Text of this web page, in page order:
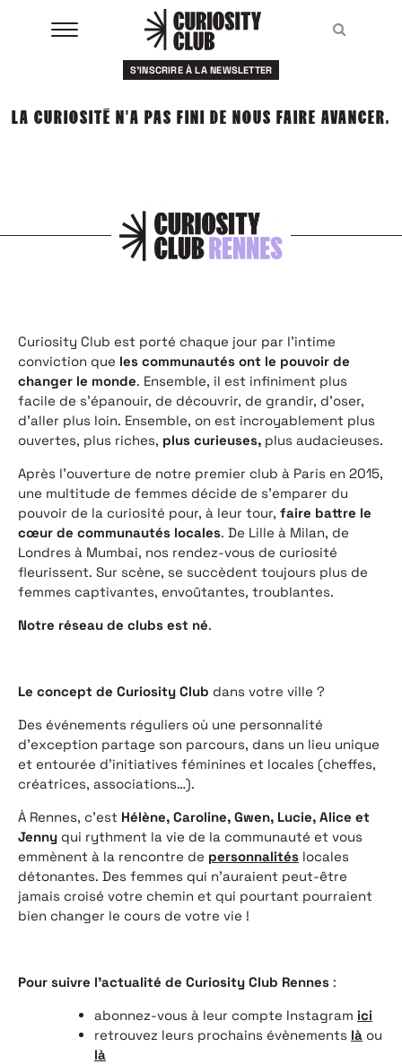
S'INSCRIRE À LA NEWSLETTER
LA CURIOSITÉ N'A PAS FINI DE NOUS FAIRE AVANCER.
Curiosity Club est porté chaque jour par l’intime
conviction que les communautés ont le pouvoir de
changer le monde. Ensemble, il est infiniment plus
facile de s’épanouir, de découvrir, de grandir, d’oser,
d’aller plus loin. Ensemble, on est incroyablement plus
ouvertes, plus riches, plus curieuses, plus audacieuses.
Après l’ouverture de notre premier club à Paris en 2015,
une multitude de femmes décide de s’emparer du
pouvoir de la curiosité pour, à leur tour, faire battre le
cœur de communautés locales. De Lille à Milan, de
Londres à Mumbai, nos rendez-vous de curiosité
fleurissent. Sur scène, se succèdent toujours plus de
femmes captivantes, envoûtantes, troublantes.
Notre réseau de clubs est né.
Le concept de Curiosity Club dans votre ville ?
Des événements réguliers où une personnalité
d’exception partage son parcours, dans un lieu unique
et entourée d’initiatives féminines et locales (cheffes,
créatrices, associations…).
À Rennes, c’est Hélène, Caroline, Gwen, Lucie, Alice et
Jenny qui rythment la vie de la communauté et vous
emmènent à la rencontre de personnalités locales
détonantes. Des femmes qui n’auraient peut-être
jamais croisé votre chemin et qui pourtant pourraient
bien changer le cours de votre vie !
Pour suivre l’actualité de Curiosity Club Rennes :
abonnez-vous à leur compte Instagram ici
retrouvez leurs prochains évènements là ou
là